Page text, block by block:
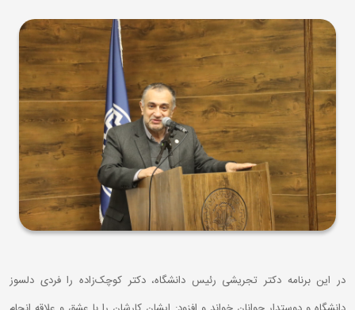
در این برنامه دکتر تجریشی رئیس دانشگاه، دکتر کوچک‌زاده را فردی دلسوز